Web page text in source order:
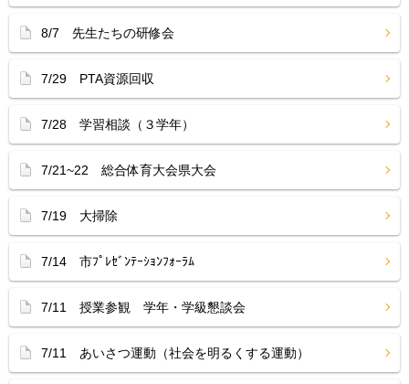
8/7 先生たちの研修会
7/29 PTA資源回収
7/28 学習相談（３学年）
7/21~22 総合体育大会県大会
7/19 大掃除
7/14 市ﾌﾟﾚｾﾞﾝﾃｰｼｮﾝﾌｫｰﾗﾑ
7/11 授業参観 学年・学級懇談会
7/11 あいさつ運動（社会を明るくする運動）